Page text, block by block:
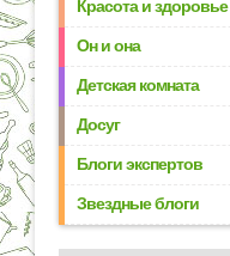
Красота и здоровье
Он и она
Детская комната
Досуг
Блоги экспертов
Звездные блоги